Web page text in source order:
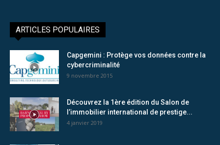
ARTICLES POPULAIRES
Capgemini : Protège vos données contre la
cybercriminalité
9 novembre 2015
Découvrez la 1ère édition du Salon de
l’immobilier international de prestige...
4 janvier 2019